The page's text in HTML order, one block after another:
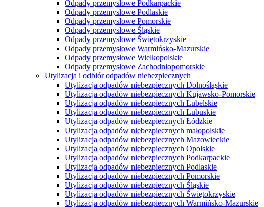
Odpady przemysłowe Podkarpackie
Odpady przemysłowe Podlaskie
Odpady przemysłowe Pomorskie
Odpady przemysłowe Śląskie
Odpady przemysłowe Świętokrzyskie
Odpady przemysłowe Warmińsko-Mazurskie
Odpady przemysłowe Wielkopolskie
Odpady przemysłowe Zachodniopomorskie
Utylizacja i odbiór odpadów niebezpiecznych
Utylizacja odpadów niebezpiecznych Dolnośląskie
Utylizacja odpadów niebezpiecznych Kujawsko-Pomorskie
Utylizacja odpadów niebezpiecznych Lubelskie
Utylizacja odpadów niebezpiecznych Lubuskie
Utylizacja odpadów niebezpiecznych Łódzkie
Utylizacja odpadów niebezpiecznych małopolskie
Utylizacja odpadów niebezpiecznych Mazowieckie
Utylizacja odpadów niebezpiecznych Opolskie
Utylizacja odpadów niebezpiecznych Podkarpackie
Utylizacja odpadów niebezpiecznych Podlaskie
Utylizacja odpadów niebezpiecznych Pomorskie
Utylizacja odpadów niebezpiecznych Śląskie
Utylizacja odpadów niebezpiecznych Świętokrzyskie
Utylizacja odpadów niebezpiecznych Warmińsko-Mazurskie